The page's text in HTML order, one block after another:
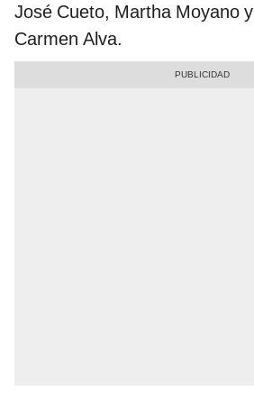
José Cueto, Martha Moyano
Carmen Alva.